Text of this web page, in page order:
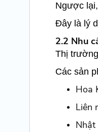
Ngược
Đây là lý
2.2 Nhu
Thị
Các sản
Hoa
Liên
Nhật